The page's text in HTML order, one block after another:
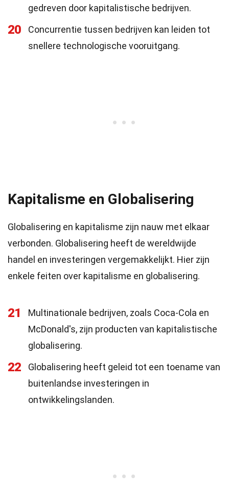
gedreven door kapitalistische bedrijven.
20
Concurrentie tussen bedrijven kan leiden tot
snellere technologische vooruitgang.
Kapitalisme en Globalisering
Globalisering en kapitalisme zijn nauw met elkaar
verbonden. Globalisering heeft de wereldwijde
handel en investeringen vergemakkelijkt. Hier zijn
enkele feiten over kapitalisme en globalisering.
21
Multinationale bedrijven, zoals Coca-Cola en
McDonald's, zijn producten van kapitalistische
globalisering.
22
Globalisering heeft geleid tot een toename van
buitenlandse investeringen in
ontwikkelingslanden.